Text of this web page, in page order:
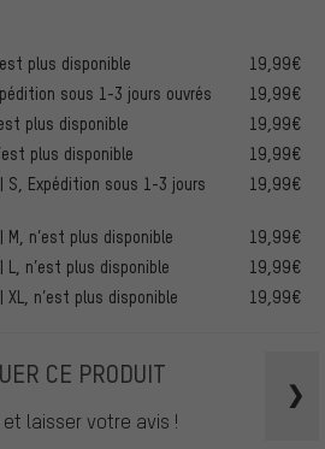
plus disponible
19,99€
sous 1-3 jours ouvrés
19,99€
plus disponible
19,99€
plus disponible
19,99€
Expédition sous 1-3 jours
19,99€
n’est plus disponible
19,99€
n’est plus disponible
19,99€
n’est plus disponible
19,99€
CE PRODUIT
laisser votre avis !